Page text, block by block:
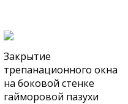
Закрытие
трепанационного окна
на боковой стенке
гайморовой пазухи